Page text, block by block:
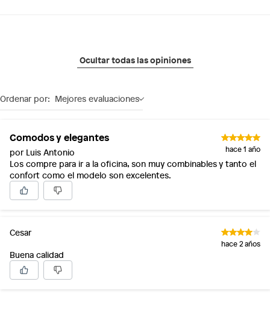
Ocultar todas las opiniones
Ordenar por: Mejores evaluaciones
Comodos y elegantes
por Luis Antonio hace 1 año
Los compre para ir a la oficina, son muy combinables y tanto el
confort como el modelo son excelentes.
Cesar
hace 2 años
Buena calidad